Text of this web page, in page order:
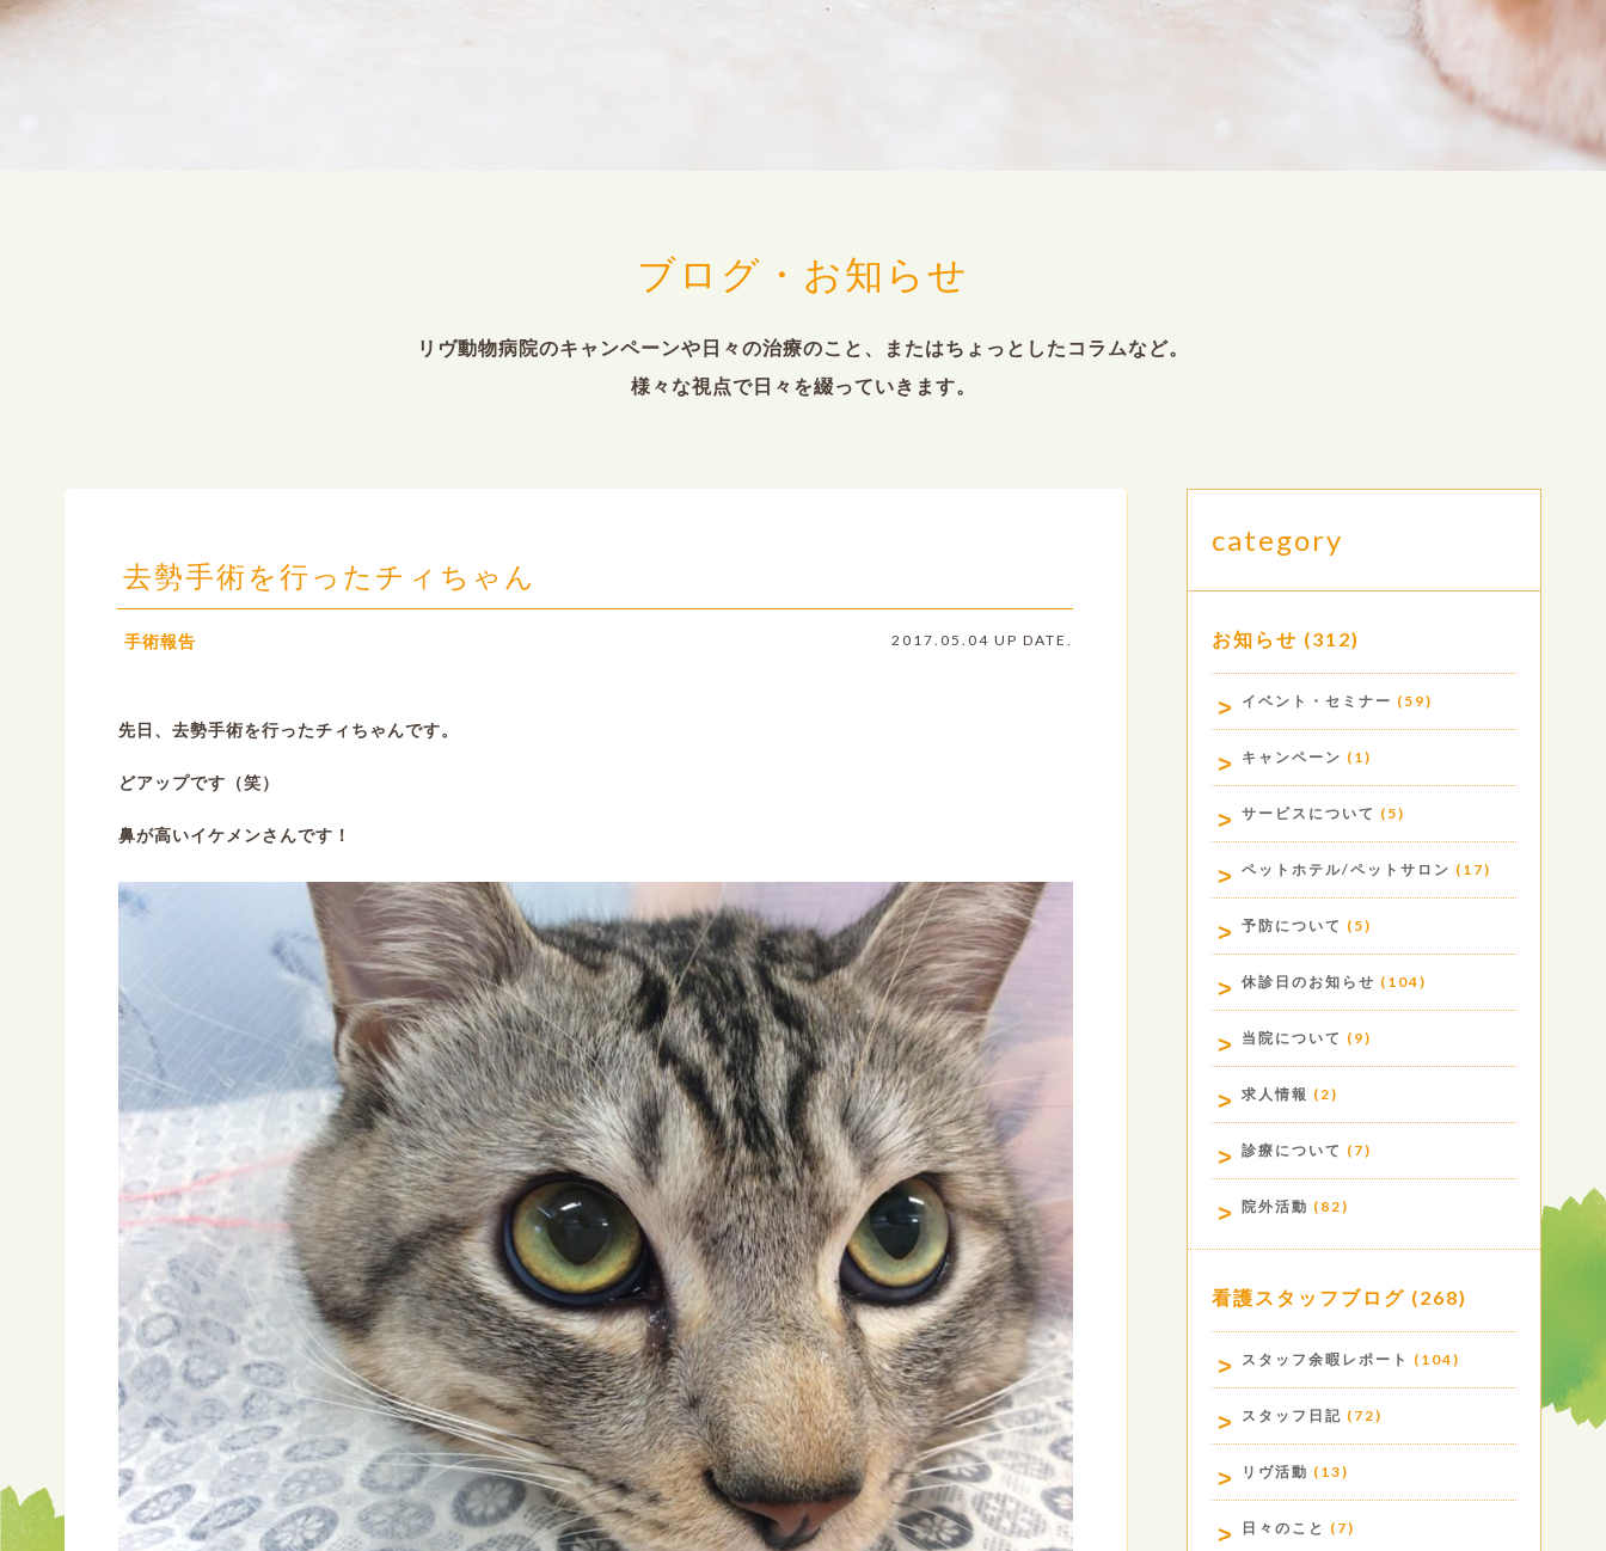
ブログ・お知らせ
リヴ動物病院のキャンペーンや日々の治療のこと、またはちょっとしたコラムなど。
様々な視点で日々を綴っていきます。
去勢手術を行ったチィちゃん
手術報告 2017.05.04 UP DATE.
先日、去勢手術を行ったチィちゃんです。
どアップです（笑）
鼻が高いイケメンさんです！
category
お知らせ (312)
イベント・セミナー (59)
キャンペーン (1)
サービスについて (5)
ペットホテル/ペットサロン (17)
予防について (5)
休診日のお知らせ (104)
当院について (9)
求人情報 (2)
診療について (7)
院外活動 (82)
看護スタッフブログ (268)
スタッフ余暇レポート (104)
スタッフ日記 (72)
リヴ活動 (13)
日々のこと (7)